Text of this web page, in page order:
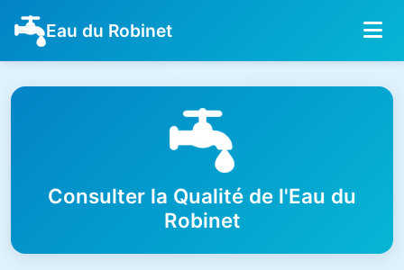
Eau du Robinet
Consulter la Qualité de l'Eau du
Robinet